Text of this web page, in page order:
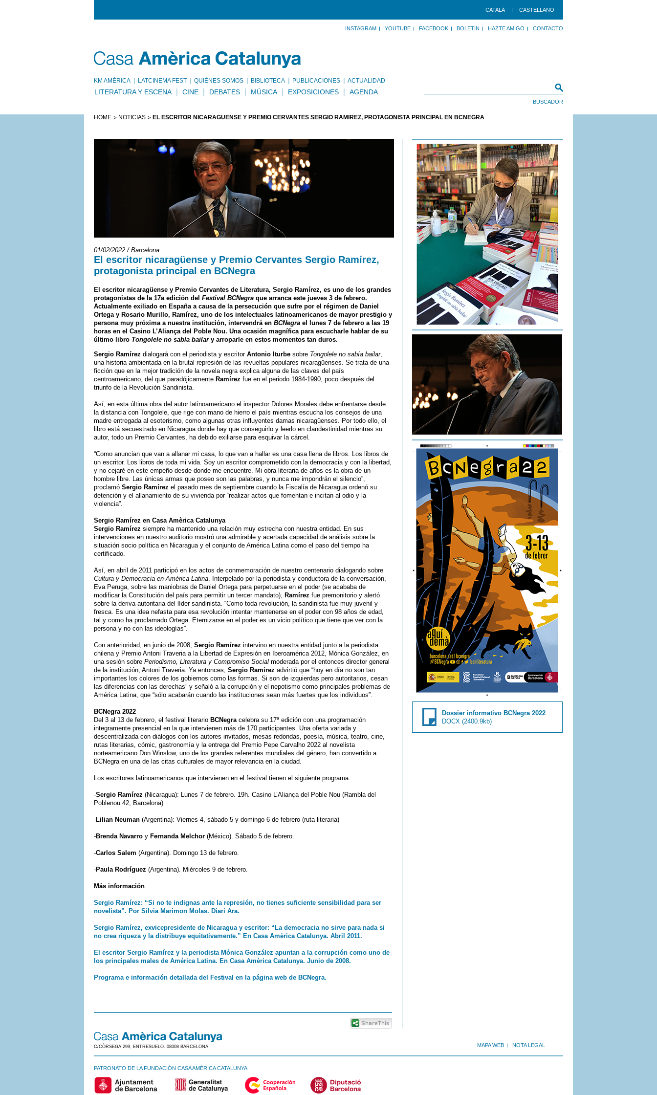
CATALÀ CASTELLANO
INSTAGRAM YOUTUBE FACEBOOK BOLETÍN HAZTE AMIGO CONTACTO
KM AMÈRICA LATCINEMA FEST QUIÉNES SOMOS BIBLIOTECA PUBLICACIONES ACTUALIDAD
LITERATURA Y ESCENA CINE DEBATES MÚSICA EXPOSICIONES AGENDA
HOME NOTICIAS EL ESCRITOR NICARAGÜENSE Y PREMIO CERVANTES SERGIO RAMÍREZ, PROTAGONISTA PRINCIPAL EN BCNEGRA
01/02/2022 / Barcelona
El escritor nicaragüense y Premio Cervantes Sergio Ramírez,
protagonista principal en BCNegra
El escritor nicaragüense y Premio Cervantes de Literatura, Sergio Ramírez, es uno de los grandes
protagonistas de la 17a edición del Festival BCNegra que arranca este jueves 3 de febrero.
Actualmente exiliado en España a causa de la persecución que sufre por el régimen de Daniel
Ortega y Rosario Murillo, Ramírez, uno de los intelectuales latinoamericanos de mayor prestigio y
persona muy próxima a nuestra institución, intervendrá en BCNegra el lunes 7 de febrero a las 19
horas en el Casino L’Aliança del Poble Nou. Una ocasión magnífica para escucharle hablar de su
último libro Tongolele no sabía bailary arroparle en estos momentos tan duros.
Sergio Ramírez dialogará con el periodista y escritor Antonio Iturbe sobre Tongolele no sabía bailar,
una historia ambientada en la brutal represión de las revueltas populares nicaragüenses. Se trata de una
ficción que en la mejor tradición de la novela negra explica alguna de las claves del país
centroamericano, del que paradójicamente Ramírez fue en el periodo 1984-1990, poco después del
triunfo de la Revolución Sandinista.
Así, en esta última obra del autor latinoamericano el inspector Dolores Morales debe enfrentarse desde
la distancia con Tongolele, que rige con mano de hierro el país mientras escucha los consejos de una
madre entregada al esoterismo, como algunas otras influyentes damas nicaragüenses. Por todo ello, el
libro está secuestrado en Nicaragua donde hay que conseguirlo y leerlo en clandestinidad mientras su
autor, todo un Premio Cervantes, ha debido exiliarse para esquivar la cárcel.
“Como anuncian que van a allanar mi casa, lo que van a hallar es una casa llena de libros. Los libros de
un escritor. Los libros de toda mi vida. Soy un escritor comprometido con la democracia y con la libertad,
y no cejaré en este empeño desde donde me encuentre. Mi obra literaria de años es la obra de un
hombre libre. Las únicas armas que poseo son las palabras, y nunca me impondrán el silencio”,
proclamó Sergio Ramírez el pasado mes de septiembre cuando la Fiscalía de Nicaragua ordenó su
detención y el allanamiento de su vivienda por “realizar actos que fomentan e incitan al odio y la
violencia”.
Sergio Ramírez en Casa Amèrica Catalunya
Sergio Ramírez siempre ha mantenido una relación muy estrecha con nuestra entidad. En sus
intervenciones en nuestro auditorio mostró una admirable y acertada capacidad de análisis sobre la
situación socio política en Nicaragua y el conjunto de América Latina como el paso del tiempo ha
certificado.
Así, en abril de 2011 participó en los actos de conmemoración de nuestro centenario dialogando sobre
Cultura y Democracia en América Latina. Interpelado por la periodista y conductora de la conversación,
Eva Peruga, sobre las maniobras de Daniel Ortega para perpetuarse en el poder (se acababa de
modificar la Constitución del país para permitir un tercer mandato), Ramírez fue premonitorio y alertó
sobre la deriva autoritaria del líder sandinista. “Como toda revolución, la sandinista fue muy juvenil y
fresca. Es una idea nefasta para esa revolución intentar mantenerse en el poder con 98 años de edad,
tal y como ha proclamado Ortega. Eternizarse en el poder es un vicio político que tiene que ver con la
persona y no con las ideologías”.
Con anterioridad, en junio de 2008, Sergio Ramírez intervino en nuestra entidad junto a la periodista
chilena y Premio Antoni Traveria a la Libertad de Expresión en Iberoamérica 2012, Mónica González, en
una sesión sobre Periodismo, Literatura y Compromiso Social moderada por el entonces director general
de la institución, Antoni Traveria. Ya entonces, Sergio Ramírez advirtió que “hoy en día no son tan
importantes los colores de los gobiernos como las formas. Si son de izquierdas pero autoritarios, cesan
las diferencias con las derechas” y señaló a la corrupción y el nepotismo como principales problemas de
América Latina, que “sólo acabarán cuando las instituciones sean más fuertes que los individuos”.
BCNegra 2022
Del 3 al 13 de febrero, el festival literario BCNegracelebra su 17ª edición con una programación
integramente presencial en la que intervienen más de 170 participantes. Una oferta variada y
descentralizada con diálogos con los autores invitados, mesas redondas, poesía, música, teatro, cine,
rutas literarias, cómic, gastronomía y la entrega del Premio Pepe Carvalho 2022 al novelista
norteamericano Don Winslow, uno de los grandes referentes mundiales del género, han convertido a
BCNegra en una de las citas culturales de mayor relevancia en la ciudad.
Los escritores latinoamericanos que intervienen en el festival tienen el siguiente programa:
-Sergio Ramírez (Nicaragua): Lunes 7 de febrero. 19h. Casino L’Aliança del Poble Nou (Rambla del
Poblenou 42, Barcelona)
-Lilian Neuman (Argentina): Viernes 4, sábado 5 y domingo 6 de febrero (ruta literaria)
-Brenda Navarro y Fernanda Melchor (México). Sábado 5 de febrero.
-Carlos Salem (Argentina). Domingo 13 de febrero.
-Paula Rodríguez (Argentina). Miércoles 9 de febrero.
Más información
Sergio Ramírez: “Si no te indignas ante la represión, no tienes suficiente sensibilidad para ser
novelista”. Por Sílvia Marimon Molas. Diari Ara.
Sergio Ramírez, exvicepresidente de Nicaragua y escritor: “La democracia no sirve para nada si
no crea riqueza y la distribuye equitativamente.” En Casa Amèrica Catalunya. Abril 2011.
El escritor Sergio Ramírez y la periodista Mónica González apuntan a la corrupción como uno de
los principales males de América Latina. En Casa Amèrica Catalunya. Junio de 2008.
Programa e información detallada del Festival en la página web de BCNegra.
Dossier informativo BCNegra 2022
DOCX (2400.9kb)
MAPA WEB NOTA LEGAL
C/CÒRSEGA 299, ENTRESUELO. 08008 BARCELONA
PATRONATO DE LA FUNDACIÓN CASA AMÈRICA CATALUNYA